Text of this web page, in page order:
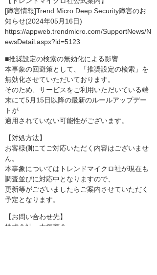
[障害情報]Trend Micro Deep Security障害のお
知らせ(2024年05月16日)
https://appweb.trendmicro.com/SupportNews/N
ewsDetail.aspx?id=5123
■推奨設定の検索の無効化による影響
本事象の回避策として、「推奨設定の検索」を
無効化させていただいております。
そのため、サービスをご利用いただいている端
末にて5月15日以降の最新のルールアップデー
トが
適用されていない可能性がございます。
【対処方法】
お客様側にてご対応いただく内容はございませ
ん。
本事象についてはトレンドマイクロ社が現在も
調査並びに対応中となりますので、
更新等がございましたらご案内させていただく
予定となります。
【お問い合わせ先】
株式会社 大塚商会